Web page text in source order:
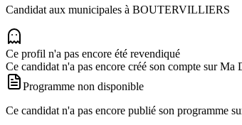
Candidat aux municipales à BOUTERVILLIERS
Ce profil n'a pas encore été revendiqué
Ce candidat n'a pas encore créé son compte sur
Programme non disponible
Ce candidat n'a pas encore publié son programme